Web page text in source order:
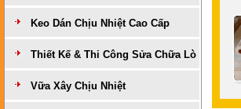
Keo Dán Chịu Nhiệt Cao Cấp
Thiết Kế & Thi Công Sửa Chữa Lò
Vữa Xây Chịu Nhiệt